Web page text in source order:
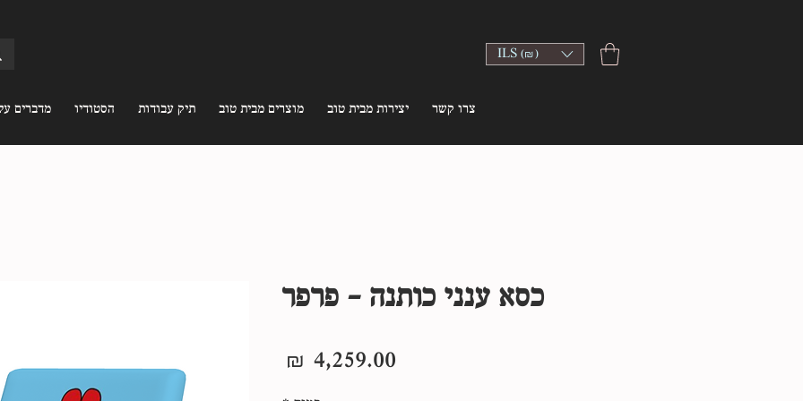
ILS (₪)
מדברים הסטודיו תיק עבודות מוצרים מבית טוב יצירות מבית טוב צרו קשר
כסא ענני כותנה - פרפר